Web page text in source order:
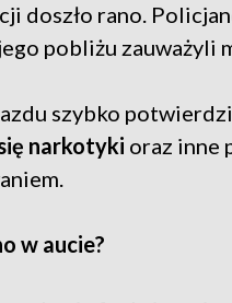
doszło rano.
pobliżu zauważyli
szybko
narkotyki oraz inne
w aucie?